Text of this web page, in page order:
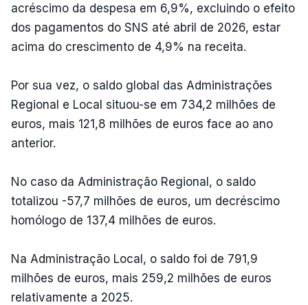
acréscimo da despesa em 6,9%, excluindo o efeito
dos pagamentos do SNS até abril de 2026, estar
acima do crescimento de 4,9% na receita.
Por sua vez, o saldo global das Administrações
Regional e Local situou-se em 734,2 milhões de
euros, mais 121,8 milhões de euros face ao ano
anterior.
No caso da Administração Regional, o saldo
totalizou -57,7 milhões de euros, um decréscimo
homólogo de 137,4 milhões de euros.
Na Administração Local, o saldo foi de 791,9
milhões de euros, mais 259,2 milhões de euros
relativamente a 2025.